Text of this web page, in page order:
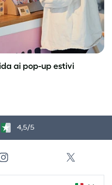
ai pop-up estivi
4,5/5